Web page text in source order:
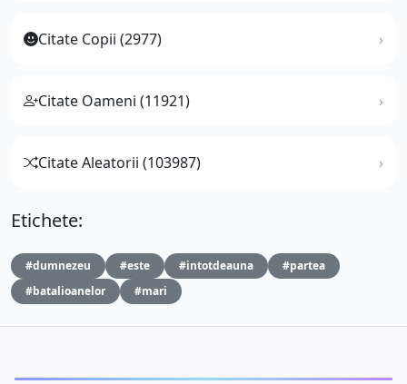
Citate Copii (2977)
Citate Oameni (11921)
Citate Aleatorii (103987)
Etichete:
#dumnezeu #este #intotdeauna
#partea
#batalioanelor
#mari